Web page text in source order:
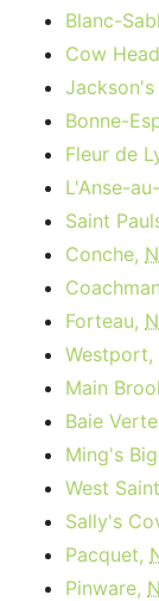
Blanc-
Cow
Jackson's
Bonne-
Fleur de
L'Anse-
Saint
Conche,
Forteau,
Westport,
Main
Baie
Ming's
West
Sally's
Pacquet,
Pinware,